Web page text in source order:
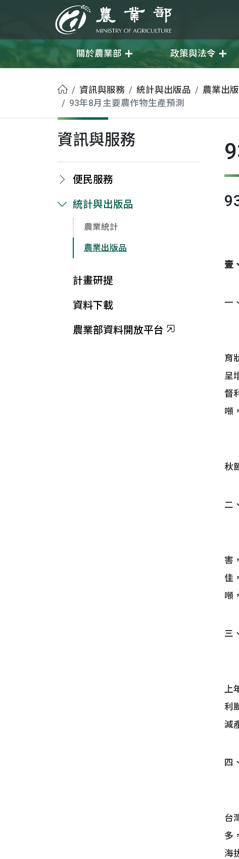
農業部
關於農業部 政策與法令
首頁資訊與服務 統計與出版品 農業出
93年8月主要農作物生產預測
資訊與服務
便民服務
統計與出版品
農業統計
農業出版品
計畫研提
資料下載
農業部資料開放平台
壹
一
育
呈
督
噸
秋
二
害
佳
噸
三
利
減
四
台
多
海